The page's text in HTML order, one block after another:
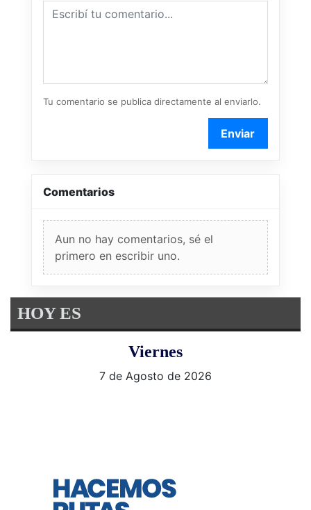
Tu comentario se publica directamente al enviarlo.
Enviar
Comentarios
Aun no hay comentarios, sé el
primero en escribir uno.
HOY ES
Viernes
7 de Agosto de 2026